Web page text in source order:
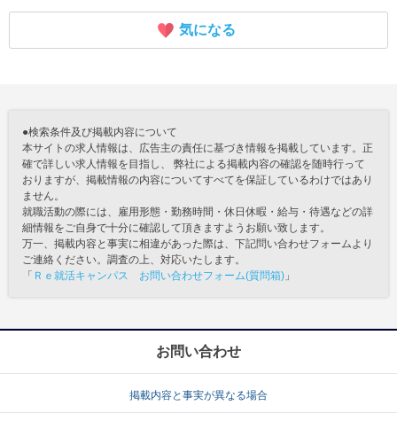
気になる
●検索条件及び掲載内容について
本サイトの求人情報は、広告主の責任に基づき情報を掲載しています。正
確で詳しい求人情報を目指し、 弊社による掲載内容の確認を随時行って
おりますが、掲載情報の内容についてすべてを保証しているわけではあり
ません。
就職活動の際には、雇用形態・勤務時間・休日休暇・給与・待遇などの詳
細情報をご自身で十分に確認して頂きますようお願い致します。
万一、掲載内容と事実に相違があった際は、下記問い合わせフォームより
ご連絡ください。調査の上、対応いたします。
「 Ｒｅ就活キャンパス お問い合わせフォーム(質問箱) 」
お問い合わせ
掲載内容と事実が異なる場合